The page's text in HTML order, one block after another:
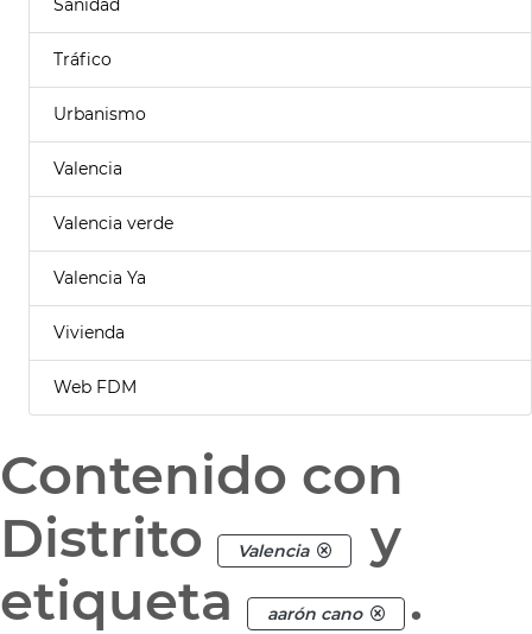
Tráfico
Urbanismo
Valencia
Valencia verde
Valencia Ya
Vivienda
Web FDM
Contenido con
Distrito
Valencia
y
etiqueta
aarón cano .